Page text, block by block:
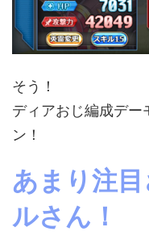
そう！
ディアおじ編成デー
ン！
あまり注
ルさん！